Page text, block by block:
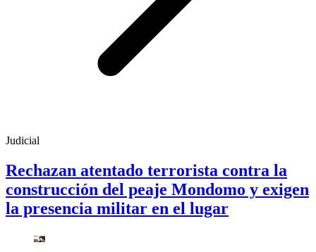
Judicial
Rechazan atentado terrorista contra la
construcción del peaje Mondomo y exigen
la presencia militar en el lugar